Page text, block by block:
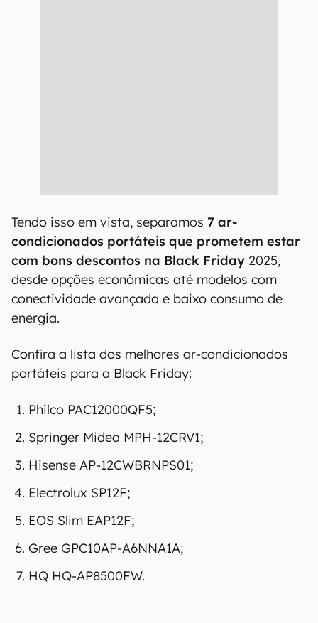
Tendo isso em vista, separamos 7 ar-
condicionados portáteis que prometem estar
com bons descontos na Black Friday 2025,
desde opções econômicas até modelos com
conectividade avançada e baixo consumo de
energia.
Confira a lista dos melhores ar-condicionados
portáteis para a Black Friday:
Philco PAC12000QF5;
Springer Midea MPH-12CRV1;
Hisense AP-12CWBRNPS01;
Electrolux SP12F;
EOS Slim EAP12F;
Gree GPC10AP-A6NNA1A;
HQ HQ-AP8500FW.